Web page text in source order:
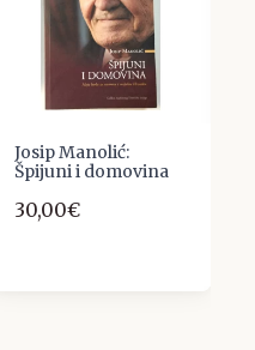
Josip Manolić:
Špijuni i domovina
30,00€